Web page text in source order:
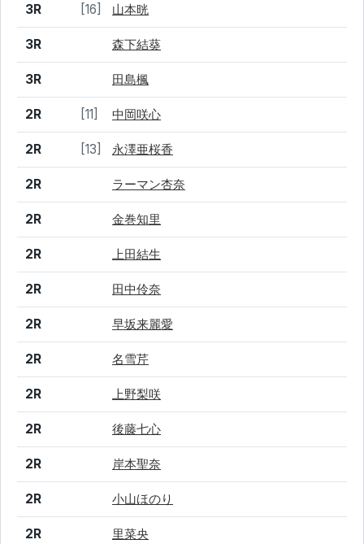
3R [16] 山本晄
3R 森下結葵
3R 田島楓
2R [11] 中岡咲心
2R [13] 永澤亜桜香
2R ラーマン杏奈
2R 金巻知里
2R 上田結生
2R 田中伶奈
2R 早坂来麗愛
2R 名雪芹
2R 上野梨咲
2R 後藤七心
2R 岸本聖奈
2R 小山ほのり
2R 里菜央